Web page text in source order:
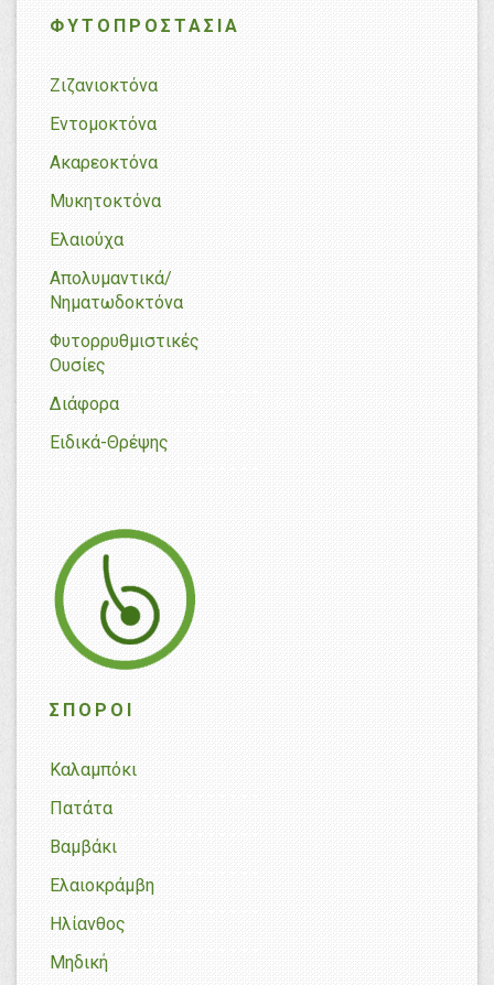
ΦΥΤΟΠΡΟΣΤΑΣΊΑ
Ζιζανιοκτόνα
Εντομοκτόνα
Ακαρεοκτόνα
Μυκητοκτόνα
Ελαιούχα
Απολυμαντικά/
Νηματωδοκτόνα
Φυτορρυθμιστικές
Ουσίες
Διάφορα
Ειδικά-Θρέψης
ΣΠΌΡΟΙ
Καλαμπόκι
Πατάτα
Βαμβάκι
Ελαιοκράμβη
Ηλίανθος
Μηδική